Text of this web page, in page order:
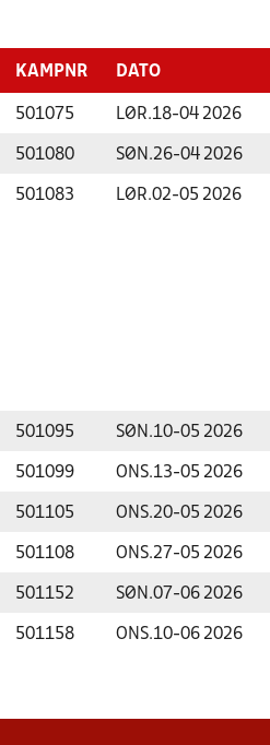
KAMPNR DATO
501075 LØR.18-04 2026
501080 SØN.26-04 2026
501083 LØR.02-05 2026
501095 SØN.10-05 2026
501099 ONS.13-05 2026
501105 ONS.20-05 2026
501108 ONS.27-05 2026
501152 SØN.07-06 2026
501158 ONS.10-06 2026